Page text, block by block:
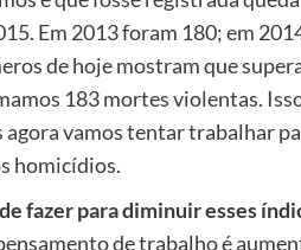
Em 2013 foram 180; em
de hoje mostram que
183 mortes violentas.
vamos tentar trabalhar
homicídios.
fazer para diminuir esses
de trabalho é